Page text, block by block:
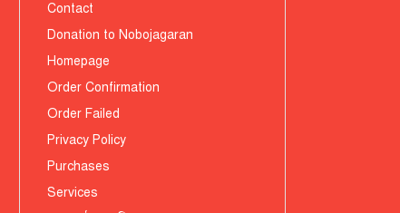
Contact
Donation to Nobojagaran
Homepage
Order Confirmation
Order Failed
Privacy Policy
Purchases
Services